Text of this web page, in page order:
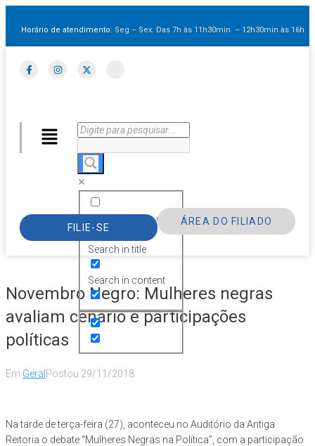
Horário de atendimento: Seg – Sex: Das 7h às 11h30min – 12h30min às 16h
Exact matches only
Search in title
Search in content
FILIE-SE
ÁREA DO FILIADO
Novembro Negro: Mulheres negras
avaliam cenário e participações
políticas
Em Geral Postou 29/11/2018
Na tarde de terça-feira (27), aconteceu no Auditório da Antiga
Reitoria o debate “Mulheres Negras na Política”, com a participação